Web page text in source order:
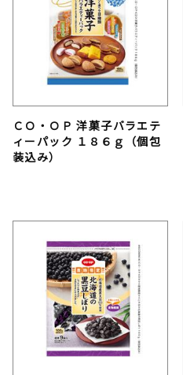
ＣＯ・ＯＰ 洋菓子バラエテ
ィーパック １８６ｇ（個包
装込み）